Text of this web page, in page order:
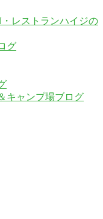
レストランハイジの
グ
キャンプ場ブログ